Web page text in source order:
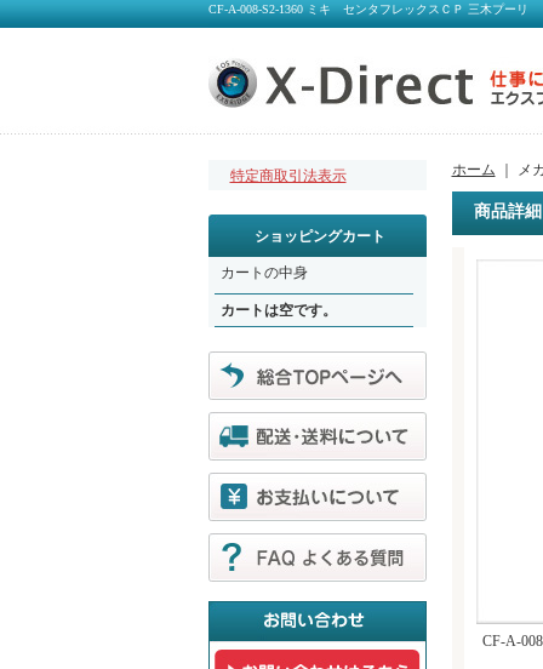
CF-A-008-S2-1360 ミキ センタフレックスＣＰ 三木プーリ
特定商取引法表示
ショッピングカート
カートの中身
カートは空です。
ホーム ｜ メ
商品詳細
CF-A-